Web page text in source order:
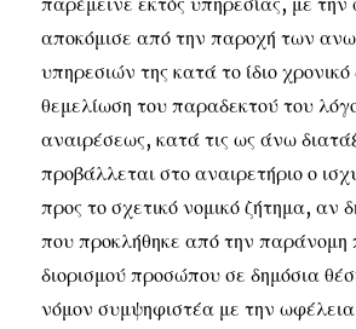
αποκόμισε από την παροχή των
υπηρεσιών της κατά το ίδιο
θεμελίωση του παραδεκτού του
αναιρέσεως, κατά τις ως άνω
προβάλλεται στο αναιρετήριο ο
προς το σχετικό νομικό ζήτημα, αν
που προκλήθηκε από την παράνομη
διορισμού προσώπου σε δημόσια
νόμον συμψηφιστέα με την